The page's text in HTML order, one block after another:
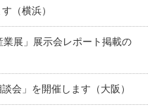
（横浜）
業展」展示会レポート掲載の
会」を開催します（大阪）